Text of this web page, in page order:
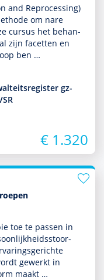
and Reprocessing)
om nare
cursus het behan­
zijn facetten en
ben …
gz-
€ 1.320
toe te passen in
gewerkt in
maakt …